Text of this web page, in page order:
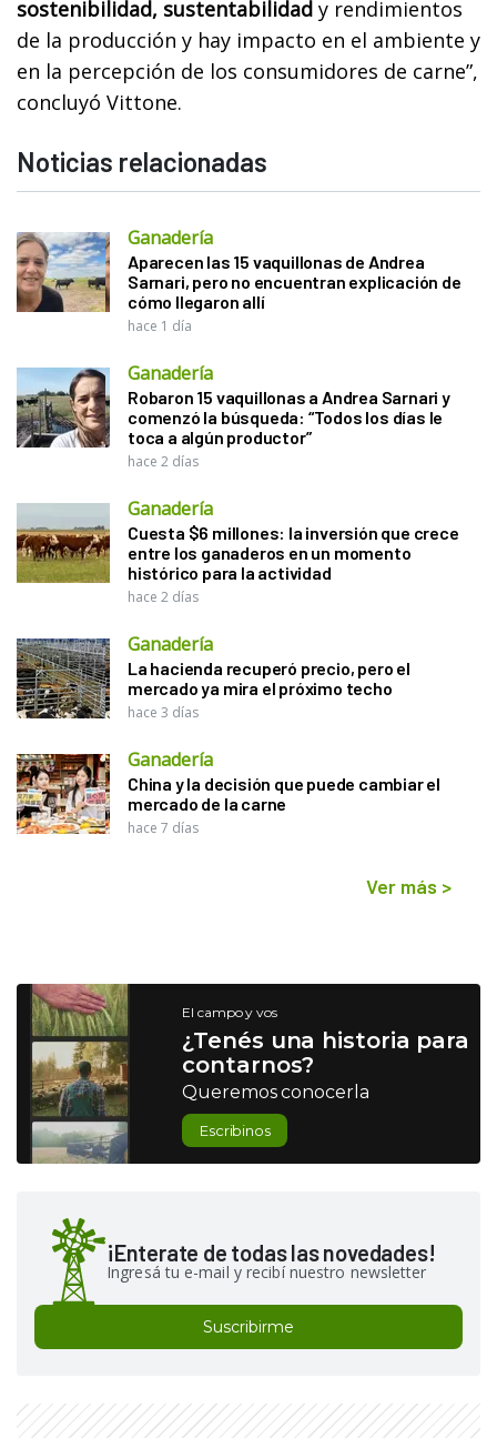
sostenibilidad, sustentabilidad y rendimientos
de la producción y hay impacto en el ambiente y
en la percepción de los consumidores de carne”,
concluyó Vittone.
Noticias relacionadas
Ganadería
Aparecen las 15 vaquillonas de Andrea
Sarnari, pero no encuentran explicación de
cómo llegaron allí
hace 1 día
Ganadería
Robaron 15 vaquillonas a Andrea Sarnari y
comenzó la búsqueda: “Todos los días le
toca a algún productor”
hace 2 días
Ganadería
Cuesta $6 millones: la inversión que crece
entre los ganaderos en un momento
histórico para la actividad
hace 2 días
Ganadería
La hacienda recuperó precio, pero el
mercado ya mira el próximo techo
hace 3 días
Ganadería
China y la decisión que puede cambiar el
mercado de la carne
hace 7 días
Ver más >
El campo y vos
¿Tenés una historia para
contarnos?
Queremos conocerla
Escribinos
¡Enterate de todas las novedades!
Ingresá tu e-mail y recibí nuestro newsletter
Suscribirme